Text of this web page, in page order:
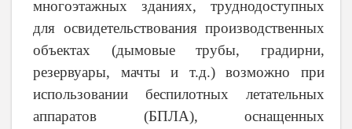
многоэтажных зданиях, труднодоступных
для освидетельствования производственных
объектах (дымовые трубы, градирни,
резервуары, мачты и т.д.) возможно при
использовании беспилотных летательных
аппаратов (БПЛА), оснащенных